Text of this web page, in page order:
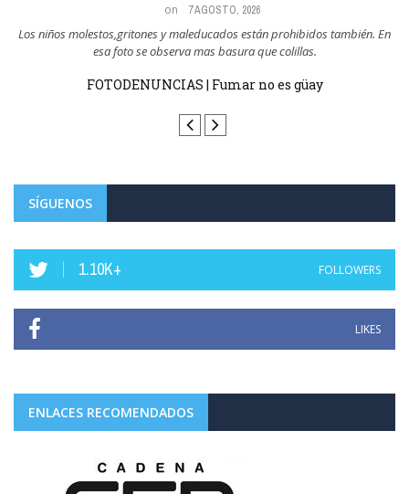
on 7 AGOSTO, 2026
Todo el mundo sabe quién tira las colillas al suelo y son los que ejemplo
tienen ...
FOTODENUNCIAS | Fumar no es güay
SÍGUENOS
1.10K+ FOLLOWERS
LIKES
ENLACES RECOMENDADOS